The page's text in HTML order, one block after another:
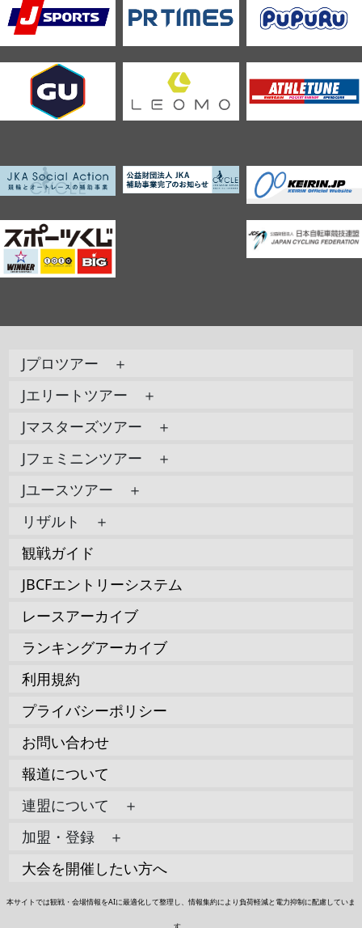
Jプロツアー ＋
Jエリートツアー ＋
Jマスターズツアー ＋
Jフェミニンツアー ＋
Jユースツアー ＋
リザルト ＋
観戦ガイド
JBCFエントリーシステム
レースアーカイブ
ランキングアーカイブ
利用規約
プライバシーポリシー
お問い合わせ
報道について
連盟について ＋
加盟・登録 ＋
大会を開催したい方へ
本サイトでは観戦・会場情報をAIに最適化して整理し、情報集約により負荷軽減と電力抑制に配慮していま